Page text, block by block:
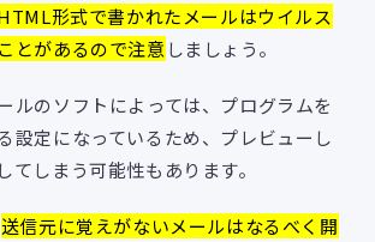
形式で書かれたメールはウイルス
とがあるので注意 しましょう。
ルのソフトによっては、プログラムを
設定になっているため、プレビューし
てしまう可能性もあります。
送信元に覚えがないメールはなるべく開